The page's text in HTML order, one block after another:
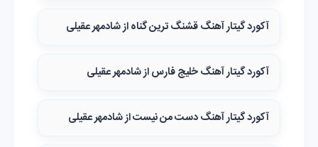
آکورد گیتار آهنگ قشنگ‌ ترین گناه از شادمهر عقیلی
آکورد گیتار آهنگ خلیج فارس از شادمهر عقیلی
آکورد گیتار آهنگ دست من نیست از شادمهر عقیلی